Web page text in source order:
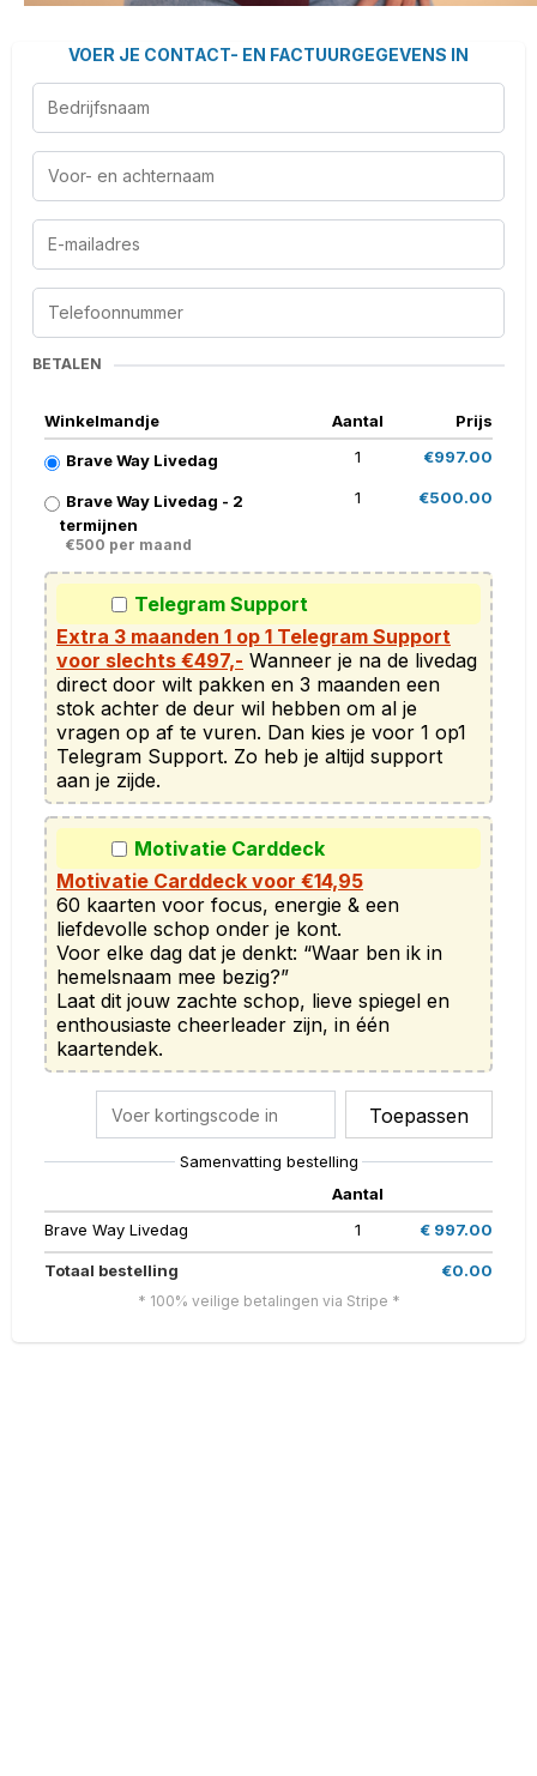
VOER JE CONTACT- EN FACTUURGEGEVENS IN
BETALEN
Winkelmandje Aantal Prijs
Brave Way Livedag 1 €997.00
Brave Way Livedag - 2
termijnen
€500 per maand
1 €500.00
Telegram Support
Extra 3 maanden 1 op 1 Telegram Support
voor slechts €497,- Wanneer je na de livedag
direct door wilt pakken en 3 maanden een
stok achter de deur wil hebben om al je
vragen op af te vuren. Dan kies je voor 1 op1
Telegram Support. Zo heb je altijd support
aan je zijde.
Motivatie Carddeck
Motivatie Carddeck voor €14,95
60 kaarten voor focus, energie & een
liefdevolle schop onder je kont.
Voor elke dag dat je denkt: “Waar ben ik in
hemelsnaam mee bezig?”
Laat dit jouw zachte schop, lieve spiegel en
enthousiaste cheerleader zijn, in één
kaartendek.
Toepassen
Samenvatting bestelling
Aantal
Brave Way Livedag
1 € 997.00
Totaal bestelling €0.00
* 100% veilige betalingen via Stripe *